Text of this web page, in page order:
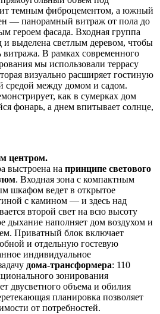
темным фиброцементом, а южный
— панорамный витраж от пола до
героем фасада. Входная группа
и выделена светлым деревом, чтобы
витража. В рамках современного
мы использовали террасу
визуально расширяет гостиную
средой между домом и садом.
как в сумерках дом
фонарь, а днем впитывает солнце,
центром.
выстроена на принципе светового
. Входная зона с компактным
шкафом ведет в открытое
с камином — и здесь над
второй свет на всю высоту
дыхание наполняет дом воздухом и
Приватный блок включает
и отдельную гостевую
индивидуальное
дома-трансформера: 110
зонирования
двусветного объема и обилия
планировка позволяет
от потребностей.